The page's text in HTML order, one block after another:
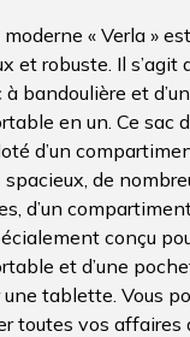
« Verla »
et robuste. Il s’agit
à bandoulière et
en un. Ce sac
d’un
de
d’un
conçu
et d’une
tablette. Vous
toutes vos affaires